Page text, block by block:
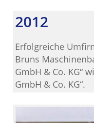
2012
Erfolgreiche
Bruns
GmbH & Co. KG“
GmbH & Co. KG“.